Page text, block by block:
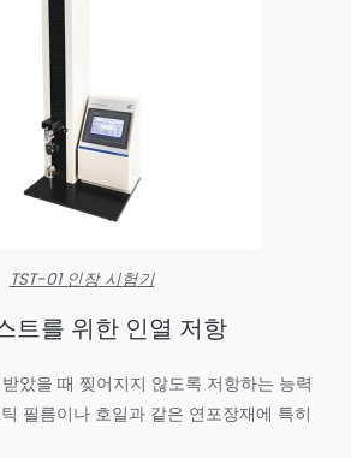
TST-01 인장 시험기
트를 위한 인열 저항
았을 때 찢어지지 않도록 저항하는 능력
필름이나 호일과 같은 연포장재에 특히